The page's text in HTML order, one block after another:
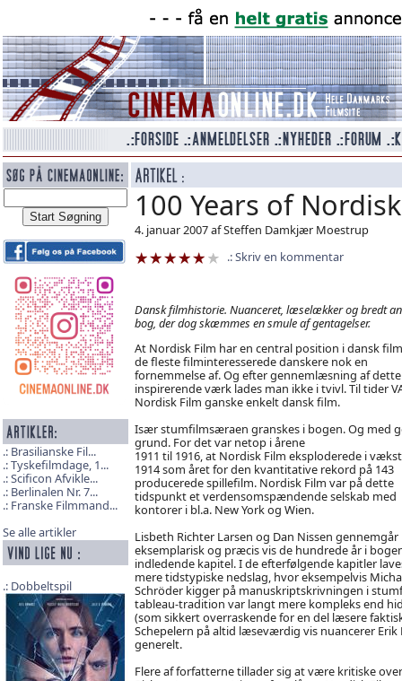
Brasilianske Fil...
Tyskefilmdage, 1...
Scificon Afvikle...
Berlinalen Nr. 7...
Franske Filmmand...
Se alle artikler
Dobbeltspil
100 Years of
4. januar 2007 af Steffen Damkjær Moestrup
Skriv en kommentar
Dansk filmhistorie. Nuanceret, læselækker og bredt
bog, der dog skæmmes en smule af gentagelser.
At Nordisk Film har en central position i dansk
de fleste filminteresserede danskere nok en
fornemmelse af. Og efter gennemlæsning af dette
inspirerende værk lades man ikke i tvivl. Til tider
Nordisk Film ganske enkelt dansk film.
Især stumfilmsæraen granskes i bogen. Og med
grund. For det var netop i årene
1911 til 1916, at Nordisk Film eksploderede i
1914 som året for den kvantitative rekord på 143
producerede spillefilm. Nordisk Film var på dette
tidspunkt et verdensomspændende selskab med
kontorer i bl.a. New York og Wien.
Lisbeth Richter Larsen og Dan Nissen gennemgår
eksemplarisk og præcis vis de hundrede år i
indledende kapitel. I de efterfølgende kapitler
mere tidstypiske nedslag, hvor eksempelvis
Schröder kigger på manuskriptskrivningen i
tableau-tradition var langt mere kompleks end
(som sikkert overraskende for en del læsere
Schepelern på altid læseværdig vis nuancerer
generelt.
Flere af forfatterne tillader sig at være kritiske